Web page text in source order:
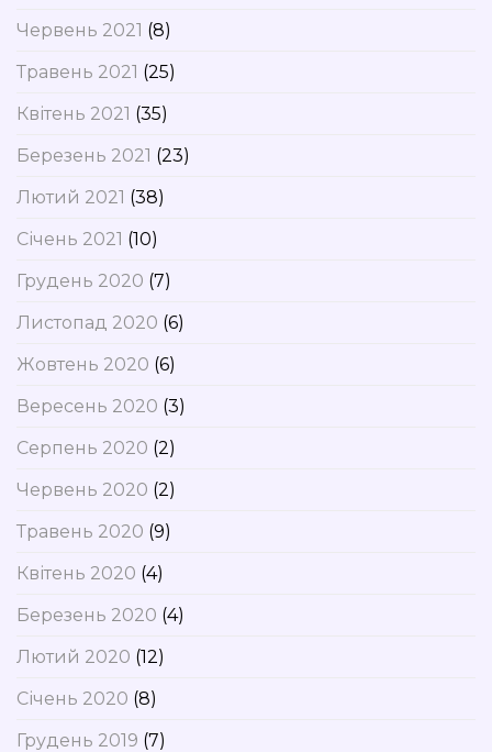
Червень 2021 (8)
Травень 2021 (25)
Квітень 2021 (35)
Березень 2021 (23)
Лютий 2021 (38)
Січень 2021 (10)
Грудень 2020 (7)
Листопад 2020 (6)
Жовтень 2020 (6)
Вересень 2020 (3)
Серпень 2020 (2)
Червень 2020 (2)
Травень 2020 (9)
Квітень 2020 (4)
Березень 2020 (4)
Лютий 2020 (12)
Січень 2020 (8)
Грудень 2019 (7)